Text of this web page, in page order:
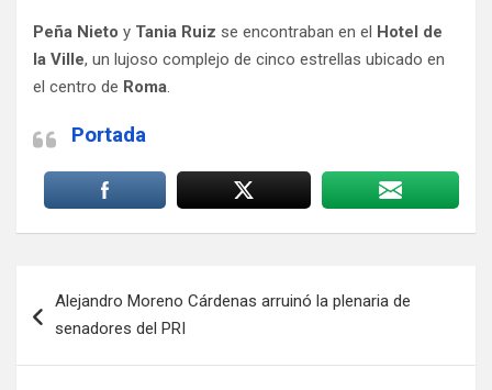
Peña Nieto y Tania Ruiz se encontraban en el
Hotel de
la Ville, un lujoso complejo de cinco estrellas ubicado en
el centro de Roma.
Portada
de
Alejandro Moreno Cárdenas arruinó la plenaria de
senadores del PRI